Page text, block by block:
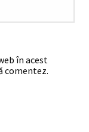
în acest
comentez.